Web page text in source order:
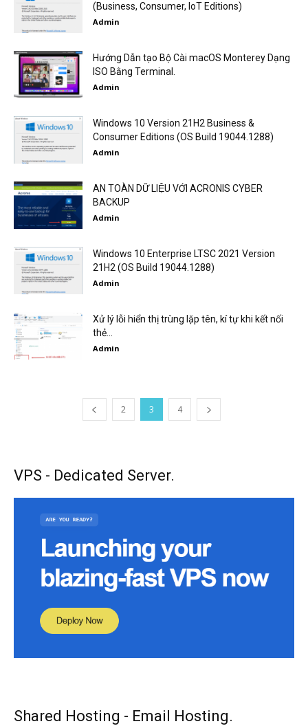
(Business, Consumer, IoT Editions)
Admin
Hướng Dẫn tạo Bộ Cài macOS Monterey Dạng
ISO Bằng Terminal.
Admin
Windows 10 Version 21H2 Business &
Consumer Editions (OS Build 19044.1288)
Admin
AN TOÀN DỮ LIỆU VỚI ACRONIS CYBER
BACKUP
Admin
Windows 10 Enterprise LTSC 2021 Version
21H2 (OS Build 19044.1288)
Admin
Xử lý lỗi hiển thị trùng lặp tên, kí tự khi kết nối
thẻ...
Admin
2 3 4
VPS - Dedicated Server.
Shared Hosting - Email Hosting.